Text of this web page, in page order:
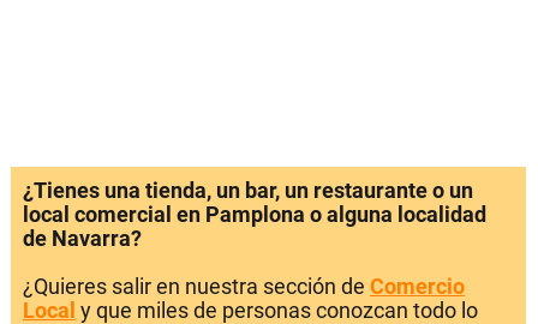
¿Tienes una tienda, un bar, un restaurante o un
local comercial en Pamplona o alguna localidad
de Navarra?
¿Quieres salir en nuestra sección de Comercio
Local y que miles de personas conozcan todo lo